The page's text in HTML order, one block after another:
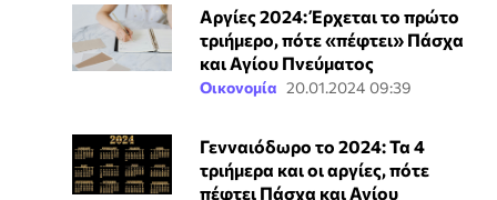
Αργίες 2024: Έρχεται το πρώτο
τριήμερο, πότε «πέφτει» Πάσχα
και Αγίου Πνεύματος
Οικονομία 20.01.2024 09:39
Γενναιόδωρο το 2024: Τα 4
τριήμερα και οι αργίες, πότε
πέφτει Πάσχα και Αγίου